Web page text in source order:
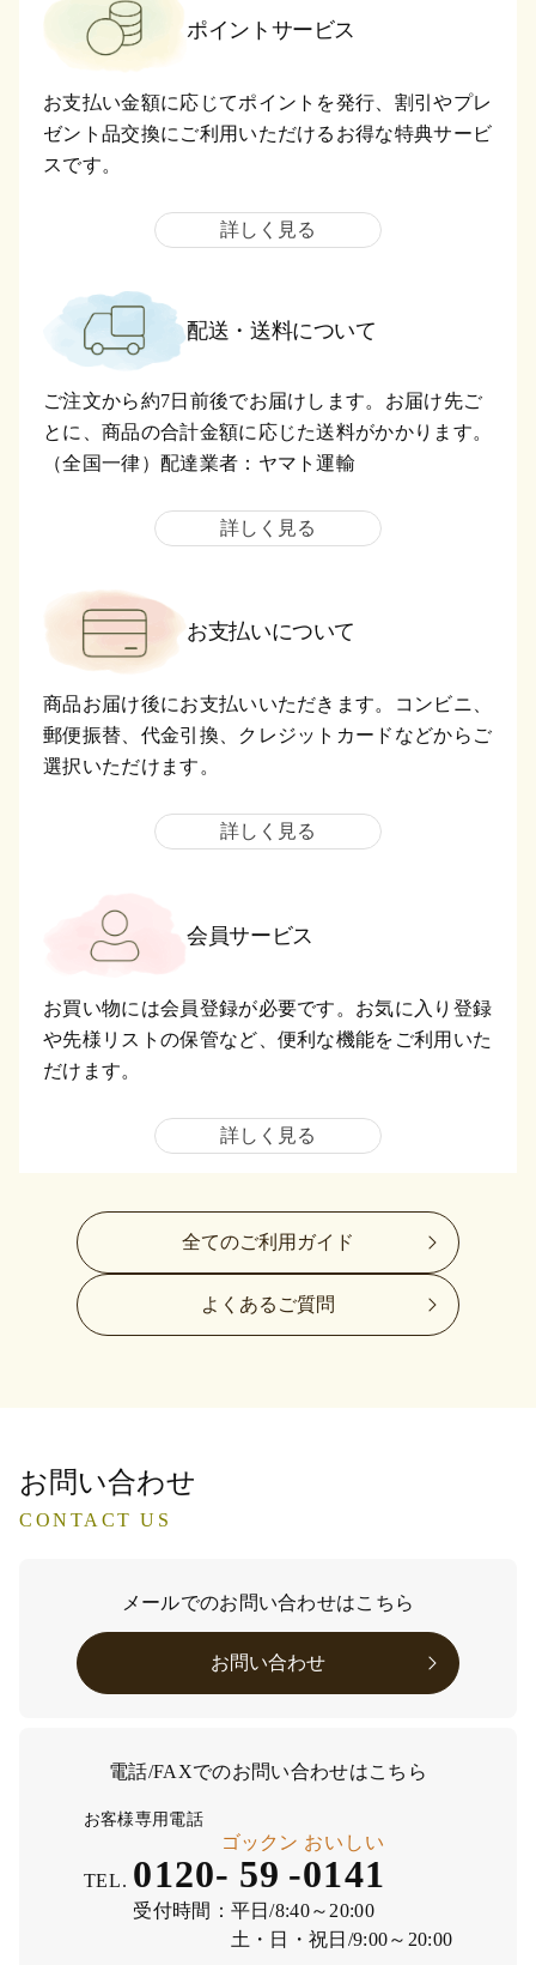
ポイントサービス
お支払い金額に応じてポイントを発行、割引やプレ
ゼント品交換にご利用いただけるお得な特典サービ
スです。
詳しく見る
配送・送料について
ご注文から約7日前後でお届けします。お届け先ご
とに、商品の合計金額に応じた送料がかかります。
（全国一律）配達業者：ヤマト運輸
詳しく見る
お支払いについて
商品お届け後にお支払いいただきます。コンビニ、
郵便振替、代金引換、クレジットカードなどからご
選択いただけます。
詳しく見る
会員サービス
お買い物には会員登録が必要です。お気に入り登録
や先様リストの保管など、便利な機能をご利用いた
だけます。
詳しく見る
全てのご利用ガイド
よくあるご質問
お問い合わせ
CONTACT US
メールでのお問い合わせはこちら
お問い合わせ
電話/FAXでのお問い合わせはこちら
お客様専用電話
TEL. 0120- 59
ゴックン
-0141
おいしい
受付時間： 平日/8:40～20:00
土・日・祝日/9:00～20:00